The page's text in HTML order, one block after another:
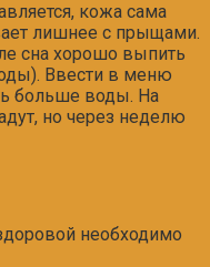
кожа сама
лишнее с прыщами.
сна хорошо выпить
Ввести в меню
больше воды. На
но через неделю
необходимо